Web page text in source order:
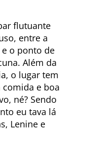
flutuante
entre a
o ponto de
Além da
o lugar tem
e boa
né? Sendo
eu tava lá
Lenine e